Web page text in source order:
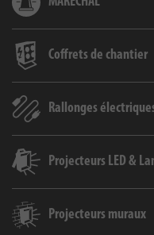
Coffrets de chantier
Rallonges
Projecteurs LED &
Projecteurs muraux